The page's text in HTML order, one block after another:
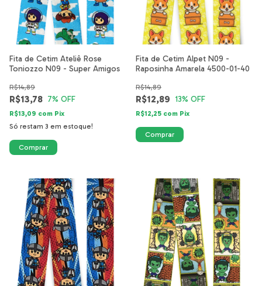
Fita de Cetim Ateliê Rose
Toniozzo N09 - Super Amigos
R$13,78
R$14,89
7% OFF
R$13,09 com Pix
Só restam 3 em estoque!
Fita de Cetim Alpet N09 -
Raposinha Amarela 4500-01-40
R$12,89
R$14,89
13% OFF
R$12,25 com Pix